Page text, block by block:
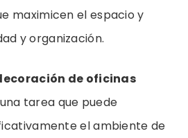
maximicen el espacio y
y organización.
de oficinas
tarea que puede
el ambiente de